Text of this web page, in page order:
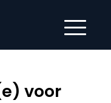
voor